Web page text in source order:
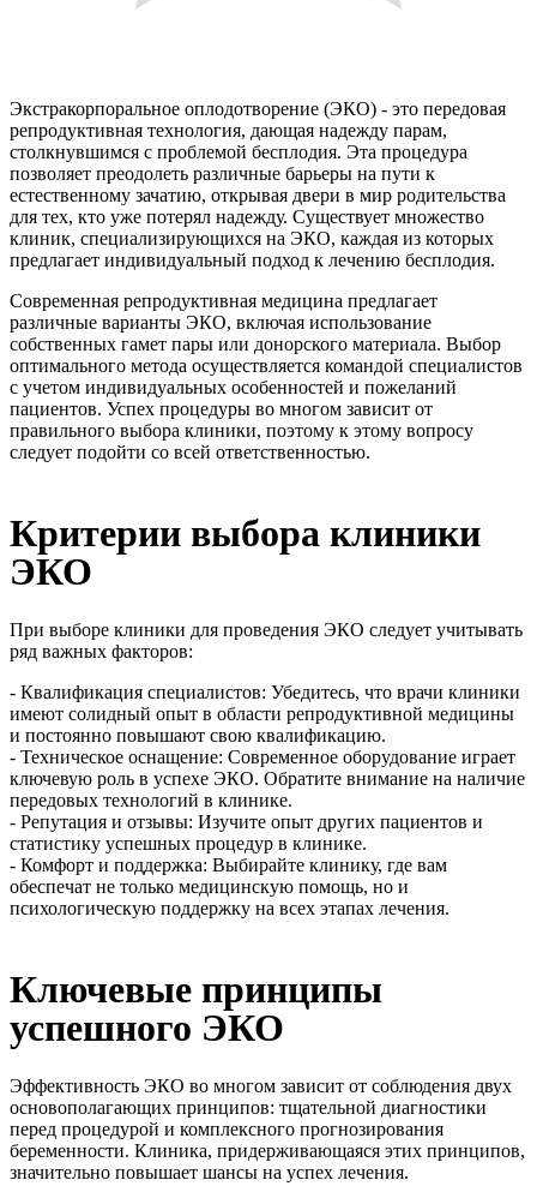
Экстракорпоральное оплодотворение (ЭКО) - это передовая
репродуктивная технология, дающая надежду парам,
столкнувшимся с проблемой бесплодия. Эта процедура
позволяет преодолеть различные барьеры на пути к
естественному зачатию, открывая двери в мир родительства
для тех, кто уже потерял надежду. Существует множество
клиник, специализирующихся на ЭКО, каждая из которых
предлагает индивидуальный подход к лечению бесплодия.
Современная репродуктивная медицина предлагает
различные варианты ЭКО, включая использование
собственных гамет пары или донорского материала. Выбор
оптимального метода осуществляется командой специалистов
с учетом индивидуальных особенностей и пожеланий
пациентов. Успех процедуры во многом зависит от
правильного выбора клиники, поэтому к этому вопросу
следует подойти со всей ответственностью.
Критерии выбора клиники
ЭКО
При выборе клиники для проведения ЭКО следует учитывать
ряд важных факторов:
- Квалификация специалистов: Убедитесь, что врачи клиники
имеют солидный опыт в области репродуктивной медицины
и постоянно повышают свою квалификацию.
- Техническое оснащение: Современное оборудование играет
ключевую роль в успехе ЭКО. Обратите внимание на наличие
передовых технологий в клинике.
- Репутация и отзывы: Изучите опыт других пациентов и
статистику успешных процедур в клинике.
- Комфорт и поддержка: Выбирайте клинику, где вам
обеспечат не только медицинскую помощь, но и
психологическую поддержку на всех этапах лечения.
Ключевые принципы
успешного ЭКО
Эффективность ЭКО во многом зависит от соблюдения двух
основополагающих принципов: тщательной диагностики
перед процедурой и комплексного прогнозирования
беременности. Клиника, придерживающаяся этих принципов,
значительно повышает шансы на успех лечения.